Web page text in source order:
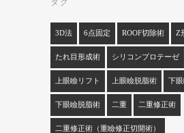
3D法 6点固定 ROOF切除術 Z
たれ目形成術 シリコンプロテーゼ
上眼瞼リフト 上眼瞼脱脂術 下
下眼瞼脱脂術 二重 二重修正術
二重修正術（重瞼修正切開術）